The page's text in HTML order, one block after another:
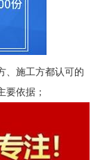
、施工方都认可的
要依据；